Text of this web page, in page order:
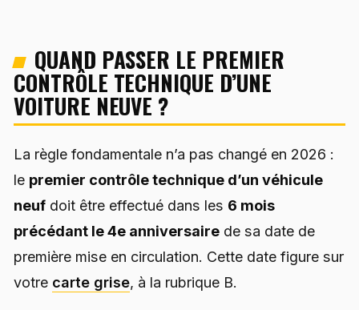
QUAND PASSER LE PREMIER
CONTRÔLE TECHNIQUE D’UNE
VOITURE NEUVE ?
La règle fondamentale n’a pas changé en 2026 :
le premier contrôle technique d’un véhicule
neuf doit être effectué dans les 6 mois
précédant le 4e anniversaire de sa date de
première mise en circulation. Cette date figure sur
votre carte grise, à la rubrique B.